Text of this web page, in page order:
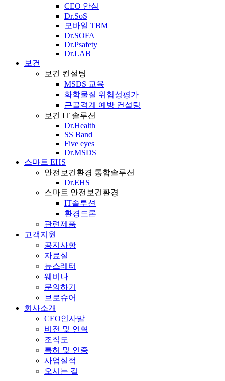
CEO 안심
Dr.SoS
모바일 TBM
Dr.SOFA
Dr.Psafety
Dr.LAB
보건
보건 컨설팅
MSDS 교육
화학물질 위험성평가
근골격계 예방 컨설팅
보건 IT 솔루션
Dr.Health
SS Band
Five eyes
Dr.MSDS
스마트 EHS
안전보건환경 통합솔루션
Dr.EHS
스마트 안전보건환경
IT솔루션
환경드론
관련제품
고객지원
공지사항
자료실
뉴스레터
웨비나
문의하기
브로슈어
회사소개
CEO인사말
비전 및 연혁
조직도
특허 및 인증
사업실적
오시는 길